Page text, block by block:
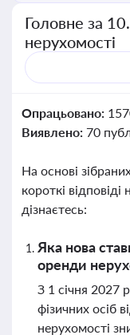
Головне за
нерухомості
Опрацьовано:
Виявлено: 70
На основі
короткі
дізнаєтесь:
Яка нова
оренди
З 1 січня 2027
фізичних осіб
нерухомості